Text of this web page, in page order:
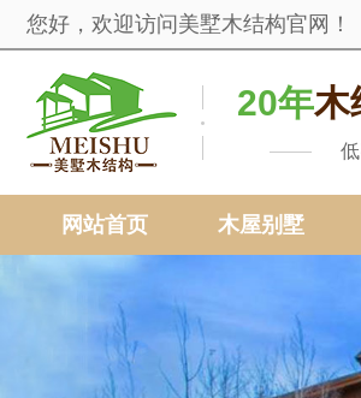
您好，欢迎访问美墅木结构官网！
20年木
网站首页 木屋别墅